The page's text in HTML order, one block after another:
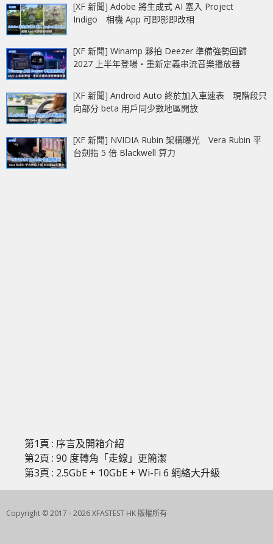
[XF 新聞] Adobe 將生成式 AI 塞入 Project
Indigo 相機 App 可即影即改相
[XF 新聞] Winamp 夥拍 Deezer 準備強勢回歸
2027 上半年登場‧重新定義串流音樂播放器
[XF 新聞] Android Auto 終於加入車速表 現階段只
向部分 beta 用戶同少數地區開放
[XF 新聞] NVIDIA Rubin 架構曝光 Vera Rubin 平
台劍指 5 倍 Blackwell 算力
第1頁 : 序言及開箱介紹
第2頁 : 90 度轉角「走線」更簡潔
第3頁 : 2.5GbE + 10GbE + Wi-Fi 6 網絡大升級
Copyright © 2017 - 2026 XFASTEST HK 版權所有